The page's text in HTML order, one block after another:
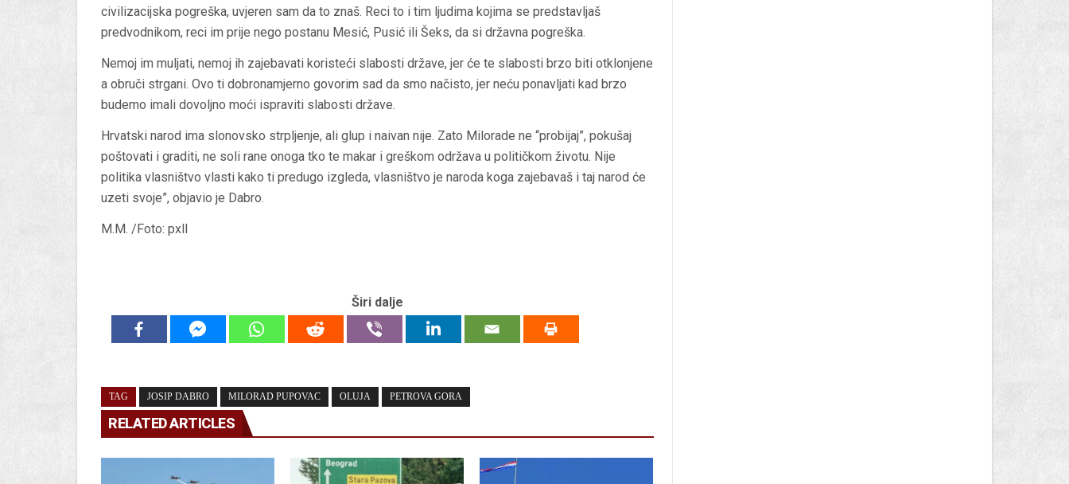
civilizacijska pogreška, uvjeren sam da to znaš. Reci to i tim ljudima kojima se predstavljaš
predvodnikom, reci im prije nego postanu Mesić, Pusić ili Šeks, da si državna pogreška.
Nemoj im muljati, nemoj ih zajebavati koristeći slabosti države, jer će te slabosti brzo biti otklonjene
a obruči strgani. Ovo ti dobronamjerno govorim sad da smo načisto, jer neću ponavljati kad brzo
budemo imali dovoljno moći ispraviti slabosti države.
Hrvatski narod ima slonovsko strpljenje, ali glup i naivan nije. Zato Milorade ne “probijaj”, pokušaj
poštovati i graditi, ne soli rane onoga tko te makar i greškom održava u političkom životu. Nije
politika vlasništvo vlasti kako ti predugo izgleda, vlasništvo je naroda koga zajebavaš i taj narod će
uzeti svoje”, objavio je Dabro.
M.M. /Foto: pxll
Širi dalje
TAG JOSIP DABRO MILORAD PUPOVAC OLUJA PETROVA GORA
RELATED ARTICLES